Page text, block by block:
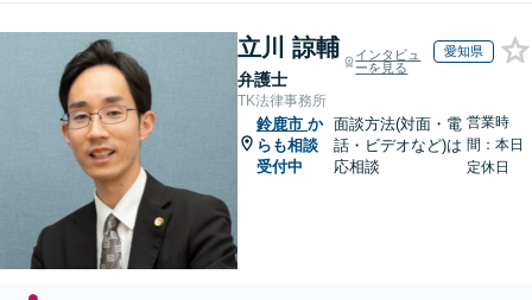
立川 諒輔
弁護士
インタビュ
ーを見る
愛知県
TK法律事務所
鈴鹿市 か
らも相談
受付中
面談方法(対面・電
話・ビデオなど)は
応相談
営業時
間：本日
定休日